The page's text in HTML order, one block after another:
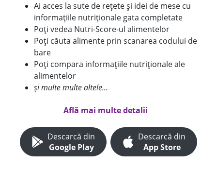
Ai acces la sute de rețete și idei de mese cu
informațiile nutriționale gata completate
Poți vedea Nutri-Score-ul alimentelor
Poți căuta alimente prin scanarea codului de
bare
Poți compara informațiile nutriționale ale
alimentelor
și multe multe altele...
Află mai multe detalii
Descarcă din
Google Play
Descarcă din
App Store